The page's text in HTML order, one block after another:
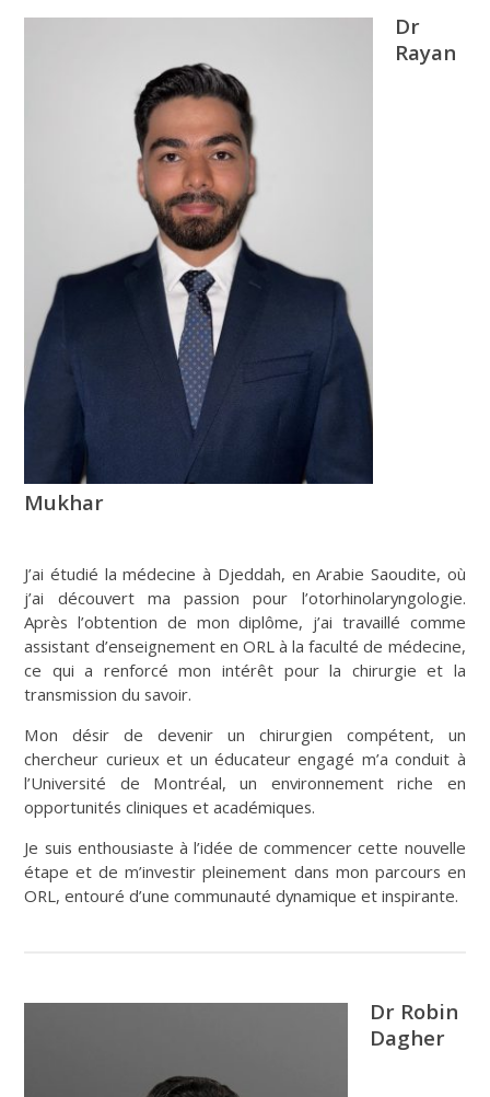
Dr
Rayan
Mukhar
J’ai étudié la médecine à Djeddah, en Arabie Saoudite, où
j’ai découvert ma passion pour l’otorhinolaryngologie.
Après l’obtention de mon diplôme, j’ai travaillé comme
assistant d’enseignement en ORL à la faculté de médecine,
ce qui a renforcé mon intérêt pour la chirurgie et la
transmission du savoir.
Mon désir de devenir un chirurgien compétent, un
chercheur curieux et un éducateur engagé m’a conduit à
l’Université de Montréal, un environnement riche en
opportunités cliniques et académiques.
Je suis enthousiaste à l’idée de commencer cette nouvelle
étape et de m’investir pleinement dans mon parcours en
ORL, entouré d’une communauté dynamique et inspirante.
Dr Robin
Dagher